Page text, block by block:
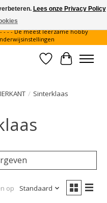
gratis te
- - - De meest leerzame hobby
Verlanglijst
/ Sinterklaas
op Standaard
Lees onze Privacy Policy